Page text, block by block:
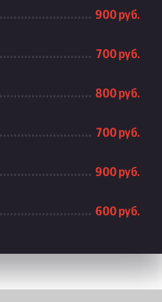
900 руб.
700 руб.
800 руб.
700 руб.
900 руб.
600 руб.